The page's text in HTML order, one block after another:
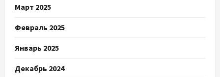
Март 2025
Февраль 2025
Январь 2025
Декабрь 2024